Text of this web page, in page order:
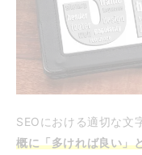
SEOにおける適切な文
概に「多ければ良い」